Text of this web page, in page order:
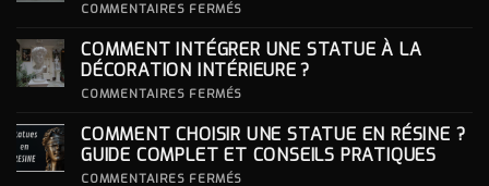
ICONIQUES
DES
CÉRÉMONIES
COMMENTAIRES FERMÉS
SON
SOCLE
POUR
COMMENT INTÉGRER UNE STATUE À LA
DÉCORATION INTÉRIEURE ?
COMMENTAIRES FERMÉS
UNE
STATUE
À
COMMENT CHOISIR UNE STATUE EN RÉSINE ?
GUIDE COMPLET ET CONSEILS PRATIQUES
COMMENTAIRES FERMÉS